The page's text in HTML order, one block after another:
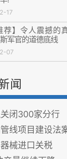
17
荐】令人震撼的
军官的道德底线
07
闻
闭300家分行
线项目建设法
械进口关税